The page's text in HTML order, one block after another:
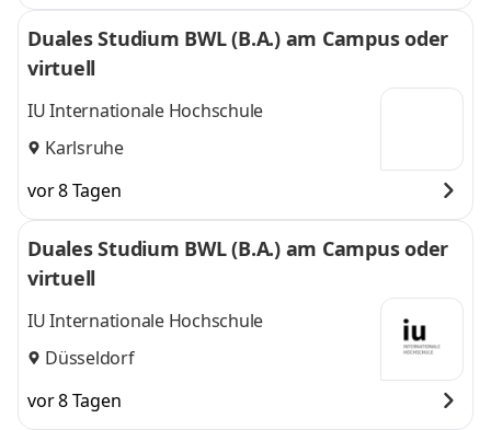
Duales Studium BWL (B.A.) am Campus oder
virtuell
IU Internationale Hochschule
Karlsruhe
vor 8 Tagen
Duales Studium BWL (B.A.) am Campus oder
virtuell
IU Internationale Hochschule
Düsseldorf
vor 8 Tagen